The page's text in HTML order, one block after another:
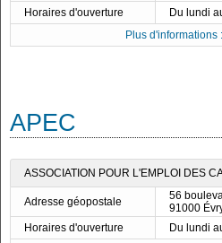
Horaires d'ouverture
Du lundi
Plus d'informations
APEC
ASSOCIATION POUR L'EMPLOI DES
Adresse géopostale
56
91000
Horaires d'ouverture
Du lundi